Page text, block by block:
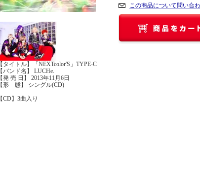
この商品について問い合
【タイトル】「NEXTcolor'S」TYPE-C
【バンド名】 LUCHe.
【発 売 日】 2013年11月6日
【形 態】 シングル(CD)
【CD】3曲入り